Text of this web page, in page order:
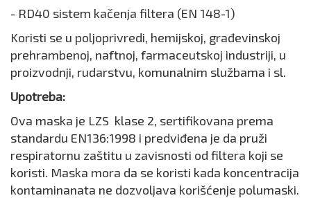
- RD40 sistem kačenja filtera (EN 148-1)
Koristi se u poljoprivredi, hemijskoj, građevinskoj
prehrambenoj, naftnoj, farmaceutskoj industriji, u
proizvodnji, rudarstvu, komunalnim službama i sl.
Upotreba:
Ova maska je LZS klase 2, sertifikovana prema
standardu EN136:1998 i predviđena je da pruži
respiratornu zaštitu u zavisnosti od filtera koji se
koristi. Maska mora da se koristi kada koncentracija
kontaminanata ne dozvoljava korišćenje polumaski.